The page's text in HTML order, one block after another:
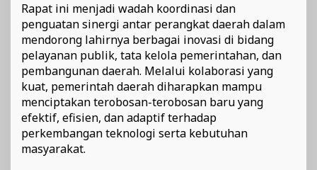
Rapat ini menjadi wadah koordinasi dan
penguatan sinergi antar perangkat daerah dalam
mendorong lahirnya berbagai inovasi di bidang
pelayanan publik, tata kelola pemerintahan, dan
pembangunan daerah. Melalui kolaborasi yang
kuat, pemerintah daerah diharapkan mampu
menciptakan terobosan-terobosan baru yang
efektif, efisien, dan adaptif terhadap
perkembangan teknologi serta kebutuhan
masyarakat.